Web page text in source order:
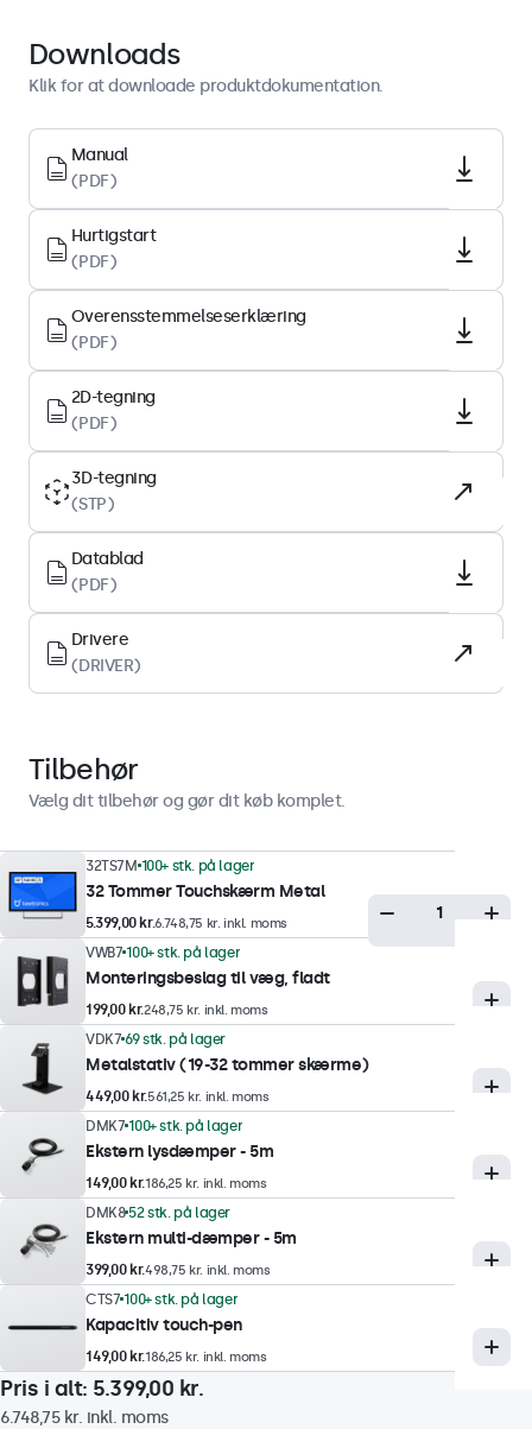
Højde-breddeforhold
Native opløsning
1920 x 1080
Pixel pr. tomme
70 PPI
Diagonal størrelse
31.5 tommer (803 mm)
Paneltype
IPS-LCD
Baggrundsbelysning
Skærmoverflade
Hærdet glas
Understøttede orienteringer
Landskab, portræt, face-up
Display-ydeevne
350 nits (typisk)
Minimum lysstyrke
Kontrast
1200:1
Betragtningsvinkel
178° Horisontal, 178° vertikal
Responstid
10 ms
Understøttede opløsninger
1920 x 1080 (max), 640 x 480 (min)
System
PAL/NTSC/SECAM
Touch-teknologi
Kapacitiv
Berøringspunkter
10-trykpunkter (Multi-Touch)
Downloads
Klik for at downloade produktdokumentation.
Manual
(PDF)
Hurtigstart
(PDF)
Overensstemmelseserklæring
(PDF)
2D-tegning
(PDF)
3D-tegning
(STP)
Datablad
(PDF)
Drivere
(DRIVER)
Tilbehør
Vælg dit tilbehør og gør dit køb komplet.
32TS7M 100+ stk. på lager
32 Tommer Touchskærm Metal
5.399,00 kr.6.748,75 kr. inkl. moms
VWB7 100+ stk. på lager
Monteringsbeslag til væg, fladt
199,00 kr.248,75 kr. inkl. moms
VDK7 69 stk. på lager
Metalstativ (19-32 tommer skærme)
449,00 kr.561,25 kr. inkl. moms
DMK7 100+ stk. på lager
Ekstern lysdæmper - 5m
149,00 kr.186,25 kr. inkl. moms
DMK8 52 stk. på lager
Ekstern multi-dæmper - 5m
399,00 kr.498,75 kr. inkl. moms
CTS7 100+ stk. på lager
Kapacitiv touch-pen
149,00 kr.186,25 kr. inkl. moms
Pris i alt: 5.399,00 kr.
6.748,75 kr. inkl. moms